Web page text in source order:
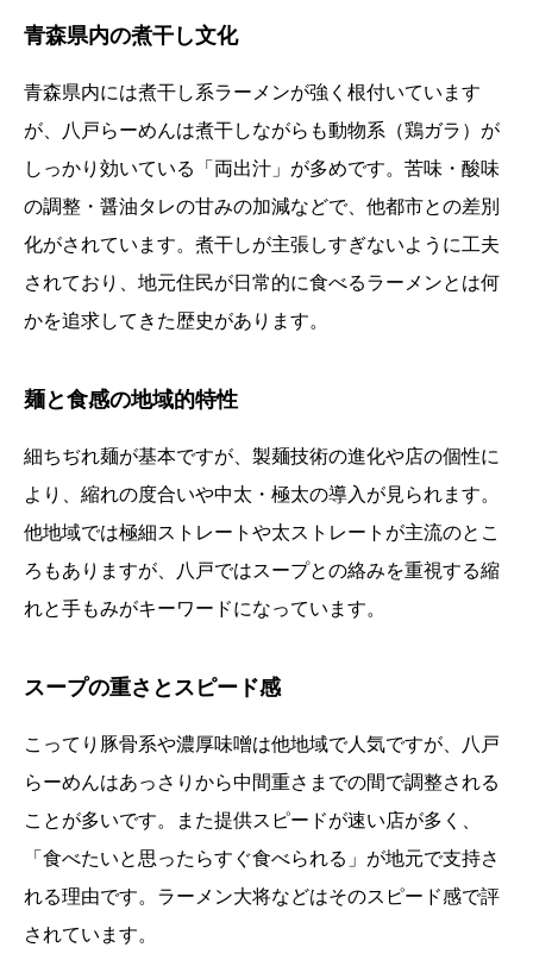
青森県内の煮干し文化
青森県内には煮干し系ラーメンが強く根付いています
が、八戸らーめんは煮干しながらも動物系（鶏ガラ）が
しっかり効いている「両出汁」が多めです。苦味・酸味
の調整・醤油タレの甘みの加減などで、他都市との差別
化がされています。煮干しが主張しすぎないように工夫
されており、地元住民が日常的に食べるラーメンとは何
かを追求してきた歴史があります。
麺と食感の地域的特性
細ちぢれ麺が基本ですが、製麺技術の進化や店の個性に
より、縮れの度合いや中太・極太の導入が見られます。
他地域では極細ストレートや太ストレートが主流のとこ
ろもありますが、八戸ではスープとの絡みを重視する縮
れと手もみがキーワードになっています。
スープの重さとスピード感
こってり豚骨系や濃厚味噌は他地域で人気ですが、八戸
らーめんはあっさりから中間重さまでの間で調整される
ことが多いです。また提供スピードが速い店が多く、
「食べたいと思ったらすぐ食べられる」が地元で支持さ
れる理由です。ラーメン大将などはそのスピード感で評
されています。